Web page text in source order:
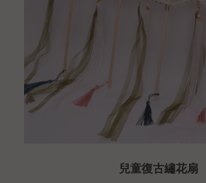
兒童復古繡花扇